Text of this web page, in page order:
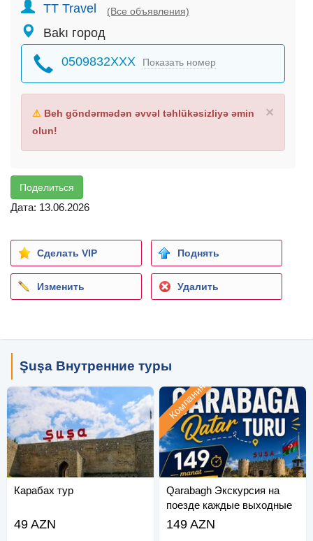
TT Travel (Все объявления)
Bakı город
0509832XXX Показать номер
×
⚠ Beh göndərmədən əvvəl təhlükəsizliyə əmin
olun!
Поделиться
Дата: 13.06.2026
Сделать VIP Поднять
Изменить Удалить
Şuşa Внутренние туры
Карабах тур
49 AZN
Qarabagh Экскурсия на
поезде каждые выходные
(май-июнь)
Компания
149 AZN